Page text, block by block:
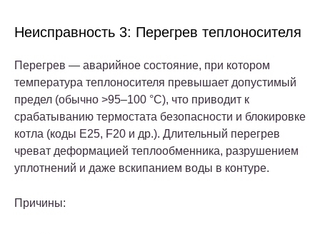
Неисправность 3: Перегрев теплоносителя
Перегрев — аварийное состояние, при котором
температура теплоносителя превышает допустимый
предел (обычно >95–100 °C), что приводит к
срабатыванию термостата безопасности и блокировке
котла (коды E25, F20 и др.). Длительный перегрев
чреват деформацией теплообменника, разрушением
уплотнений и даже вскипанием воды в контуре.
Причины: